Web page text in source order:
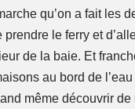
qu’on a fait les
le ferry et
de la baie. Et
au bord de
même découvrir de